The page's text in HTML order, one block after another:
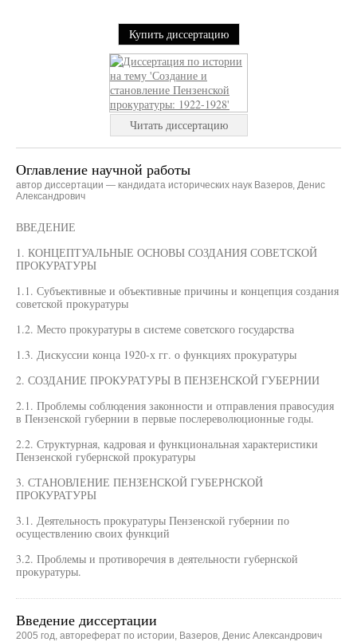
Купить диссертацию
Читать диссертацию
Оглавление научной работы
автор диссертации — кандидата исторических наук Вазеров, Денис
Александрович
ВВЕДЕНИЕ
1. КОНЦЕПТУАЛЬНЫЕ ОСНОВЫ СОЗДАНИЯ СОВЕТСКОЙ
ПРОКУРАТУРЫ
1.1. Субъективные и объективные причины и концепция создания
советской прокуратуры
1.2. Место прокуратуры в системе советского государства
1.3. Дискуссии конца 1920-х гг. о функциях прокуратуры
2. СОЗДАНИЕ ПРОКУРАТУРЫ В ПЕНЗЕНСКОЙ ГУБЕРНИИ
2.1. Проблемы соблюдения законности и отправления правосудия
в Пензенской губернии в первые послереволюционные годы.
2.2. Структурная, кадровая и функциональная характеристики
Пензенской губернской прокуратуры
3. СТАНОВЛЕНИЕ ПЕНЗЕНСКОЙ ГУБЕРНСКОЙ
ПРОКУРАТУРЫ
3.1. Деятельность прокуратуры Пензенской губернии по
осуществлению своих функций
3.2. Проблемы и противоречия в деятельности губернской
прокуратуры.
Введение диссертации
2005 год, автореферат по истории, Вазеров, Денис Александрович